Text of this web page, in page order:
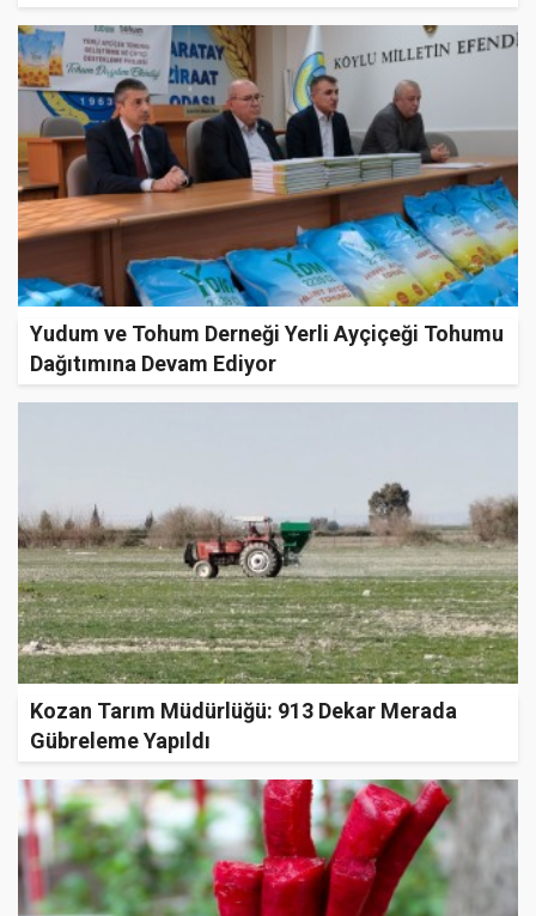
Yudum ve Tohum Derneği Yerli Ayçiçeği Tohumu
Dağıtımına Devam Ediyor
Kozan Tarım Müdürlüğü: 913 Dekar Merada
Gübreleme Yapıldı